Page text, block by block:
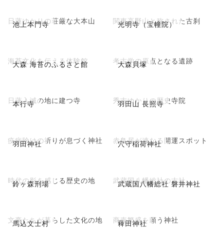
池上本門寺
日蓮ゆかりの荘厳な大本山 光明寺（宝幢院）
関東高野山と称された古刹
大森 海苔のふるさと館
海苔文化を伝える体験館 大森貝塚
考古学の原点となる遺跡
本行寺
日蓮入滅の地に建つ寺 羽田山 長照寺
秀吉ゆかりの歴史寺院
羽田神社
疫病除けの祈りが息づく神社 穴守稲荷神社
赤鳥居が連なる開運スポット
鈴ヶ森刑場
時代の影を感じる歴史の地 武蔵国八幡総社 磐井神社
武蔵国八幡総社の古社
馬込文士村
文豪たちが暮らした文化の地 薭田神社
商売繁盛を願う神社